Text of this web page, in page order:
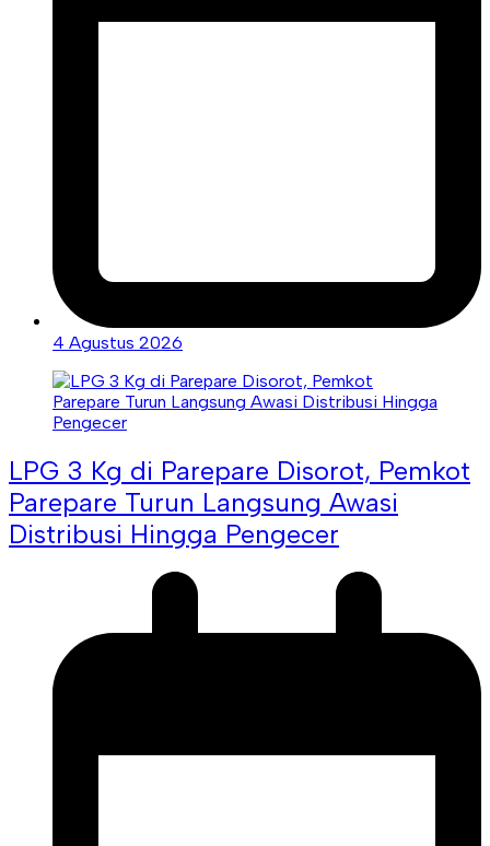
4 Agustus 2026
LPG 3 Kg di Parepare Disorot, Pemkot
Parepare Turun Langsung Awasi
Distribusi Hingga Pengecer